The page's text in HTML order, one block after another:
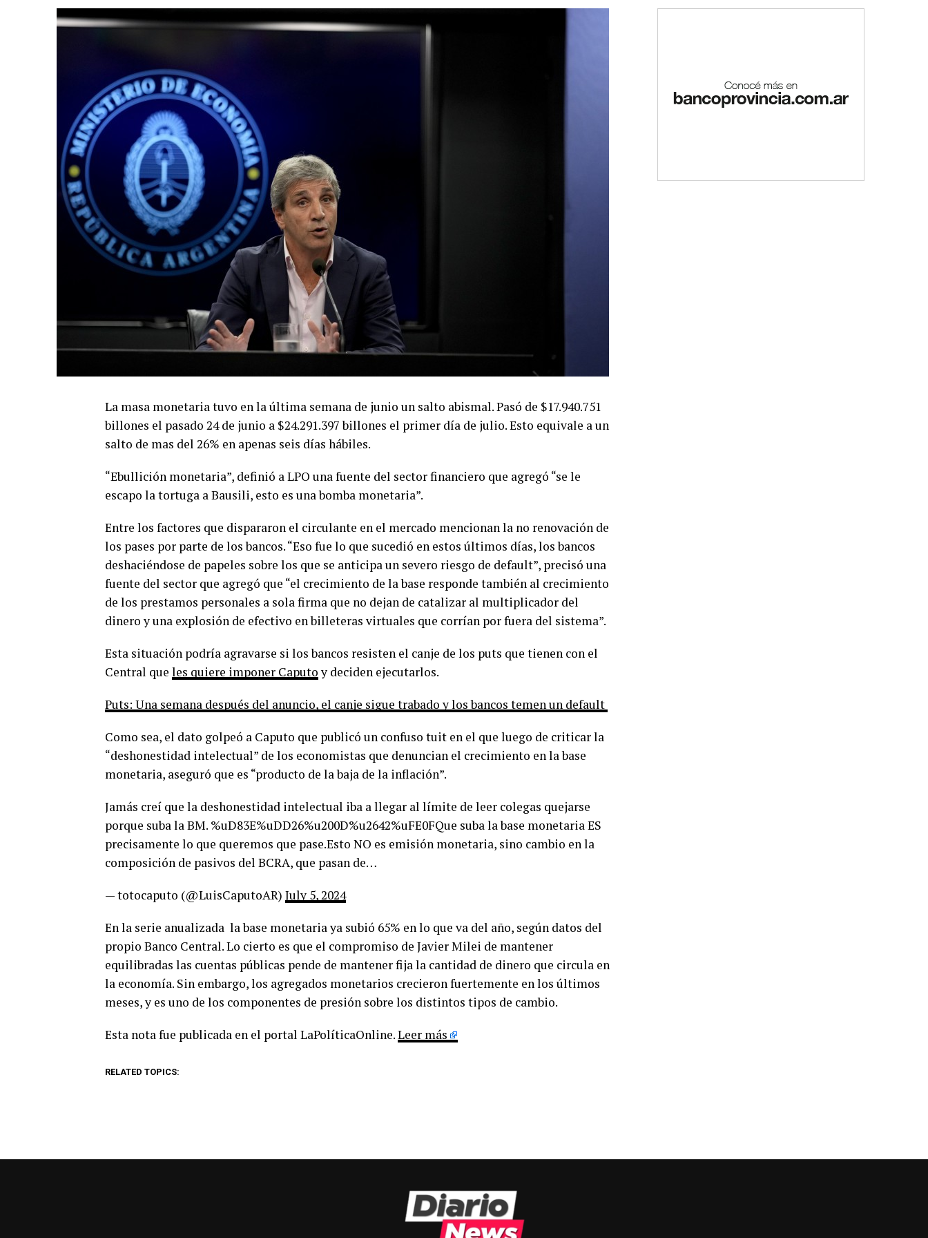
La masa monetaria tuvo en la última semana de junio un salto abismal. Pasó de $17.940.751
billones el pasado 24 de junio a $24.291.397 billones el primer día de julio. Esto equivale a un
salto de mas del 26% en apenas seis días hábiles.
“Ebullición monetaria”, definió a LPO una fuente del sector financiero que agregó “se le
escapo la tortuga a Bausili, esto es una bomba monetaria”.
Entre los factores que dispararon el circulante en el mercado mencionan la no renovación de
los pases por parte de los bancos. “Eso fue lo que sucedió en estos últimos días, los bancos
deshaciéndose de papeles sobre los que se anticipa un severo riesgo de default”, precisó una
fuente del sector que agregó que “el crecimiento de la base responde también al crecimiento
de los prestamos personales a sola firma que no dejan de catalizar al multiplicador del
dinero y una explosión de efectivo en billeteras virtuales que corrían por fuera del sistema”.
Esta situación podría agravarse si los bancos resisten el canje de los puts que tienen con el
Central que les quiere imponer Caputoy deciden ejecutarlos.
Puts: Una semana después del anuncio, el canje sigue trabado y los bancos temen un default
Como sea, el dato golpeó a Caputo que publicó un confuso tuit en el que luego de criticar la
“deshonestidad intelectual” de los economistas que denuncian el crecimiento en la base
monetaria, aseguró que es “producto de la baja de la inflación”.
Jamás creí que la deshonestidad intelectual iba a llegar al límite de leer colegas quejarse
porque suba la BM. %uD83E%uDD26%u200D%u2642%uFE0FQue suba la base monetaria ES
precisamente lo que queremos que pase.Esto NO es emisión monetaria, sino cambio en la
composición de pasivos del BCRA, que pasan de…
— totocaputo (@LuisCaputoAR) July 5, 2024
En la serie anualizada la base monetaria ya subió 65% en lo que va del año, según datos del
propio Banco Central. Lo cierto es que el compromiso de Javier Milei de mantener
equilibradas las cuentas públicas pende de mantener fija la cantidad de dinero que circula en
la economía. Sin embargo, los agregados monetarios crecieron fuertemente en los últimos
meses, y es uno de los componentes de presión sobre los distintos tipos de cambio.
Esta nota fue publicada en el portal LaPolíticaOnline.Leer más
RELATED TOPICS: